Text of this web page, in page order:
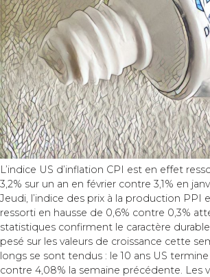
L’indice US d’inflation CPI est en effet
3,2% sur un an en février contre 3,1% en
Jeudi, l’indice des prix à la production PPI
ressorti en hausse de 0,6% contre 0,3%
statistiques confirment le caractère
pesé sur les valeurs de croissance cette
longs se sont tendus : le 10 ans US termine
contre 4,08% la semaine précédente. Les